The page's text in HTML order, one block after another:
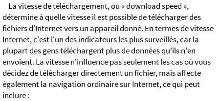
La vitesse de téléchargement, ou « download speed »,
détermine à quelle vitesse il est possible de télécharger des
fichiers d'Internet vers un appareil donné. En termes de vitesse
Internet, c'est l'un des indicateurs les plus surveillés, car la
plupart des gens téléchargent plus de données qu'ils n'en
envoient. La vitesse n'influence pas seulement les cas où vous
décidez de télécharger directement un fichier, mais affecte
également la navigation ordinaire sur Internet, ce qui peut
inclure :